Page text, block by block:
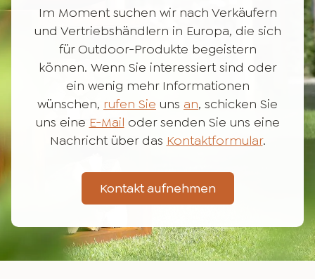
Im Moment suchen wir nach Verkäufern
und Vertriebshändlern in Europa, die sich
für Outdoor-Produkte begeistern
können. Wenn Sie interessiert sind oder
ein wenig mehr Informationen
wünschen, rufen Sie uns an, schicken Sie
uns eine E-Mail oder senden Sie uns eine
Nachricht über das Kontaktformular.
Kontakt aufnehmen